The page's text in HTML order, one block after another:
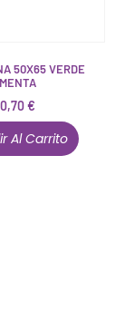
50X65 VERDE
MENTA
0,70€
Al Carrito